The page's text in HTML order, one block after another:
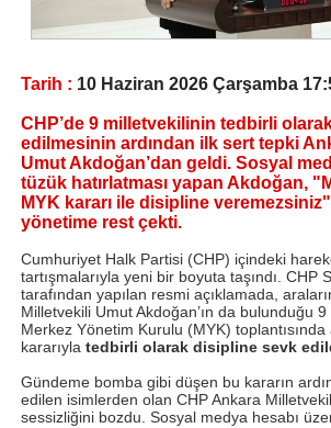
Tarih : 10 Haziran 2026 Çarşamba
CHP’de 9 milletvekilinin tedbirli
edilmesinin ardından ilk sert tepki
Umut Akdoğan’dan geldi. Sosyal
tüzük hatırlatması yapan Akdoğan,
MYK kararı ile disipline
yönetime rest çekti.
Cumhuriyet Halk Partisi (CHP) içindeki
tartışmalarıyla yeni bir boyuta taşındı. CHP
tarafından yapılan resmi açıklamada,
Milletvekili Umut Akdoğan’ın da bulunduğu 9
Merkez Yönetim Kurulu (MYK) toplantısında
kararıyla tedbirli olarak disipline sevk
Gündeme bomba gibi düşen bu kararın
edilen isimlerden olan CHP Ankara
sessizliğini bozdu. Sosyal medya hesabı